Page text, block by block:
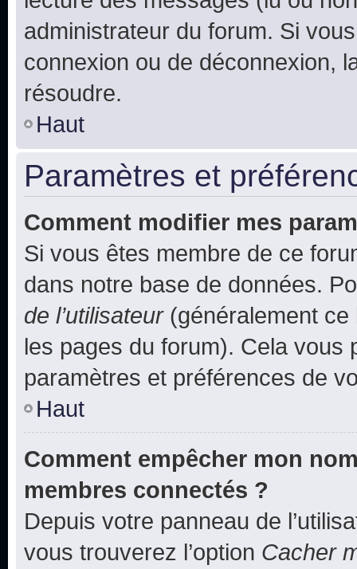
administrateur du forum. Si
connexion ou de déconnexion,
résoudre.
Haut
Paramètres et
Comment modifier mes
Si vous êtes membre de ce
dans notre base de données.
de l’utilisateur(généralement ce
les pages du forum). Cela vous
paramètres et préférences de
Haut
Comment empêcher mon
membres connectés ?
Depuis votre panneau de
vous trouverez l’option Cacher